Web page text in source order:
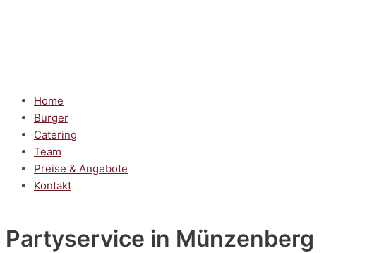
Home
Burger
Catering
Team
Preise & Angebote
Kontakt
Partyservice in Münzenberg